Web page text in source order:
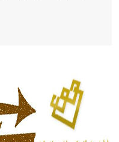
الحكم، الأدلة، تنظيم
له الفضل بأنه حرر الطب